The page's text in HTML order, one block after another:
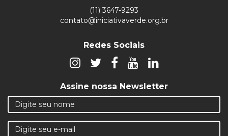
(11) 3647-9293
contato@iniciativaverde.org.br
Redes Sociais
Assine nossa Newsletter